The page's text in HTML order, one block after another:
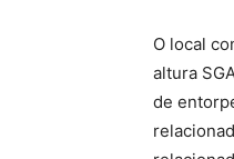
O local
altura
de